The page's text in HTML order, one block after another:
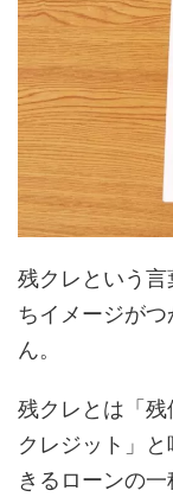
残クレという
ちイメージが
ん。
残クレとは「
クレジット」
きるローンの一